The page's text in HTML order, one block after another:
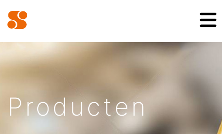
Producten